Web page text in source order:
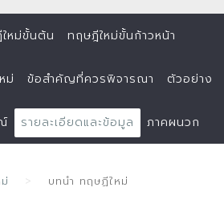
หม่ขั้นต้น ทฤษฎีใหม่ขั้นก้าวหน้า
ม่ ข้อสำคัญที่ควรพิจารณา ตัวอย่าง
รายละเอียดและข้อมูล ภาคผนวก
บทนำ ทฤษฏีใหม่